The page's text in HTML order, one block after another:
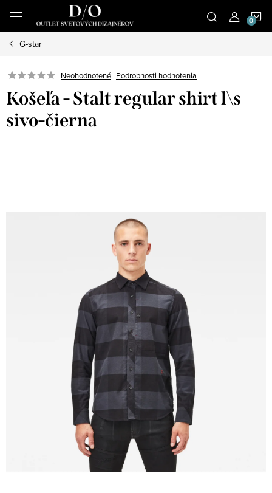
obsah
G-star
Neohodnotené Podrobnosti hodnotenia
Košeľa - Stalt regular shirt l\s
sivo-čierna